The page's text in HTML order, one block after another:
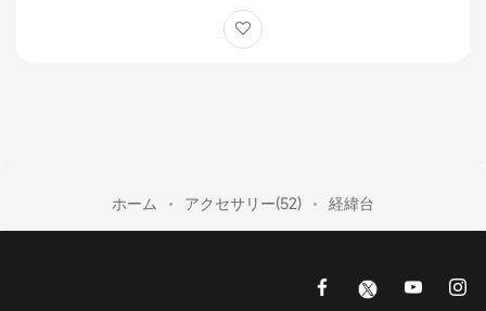
ホーム アクセサリー(52) 経緯台